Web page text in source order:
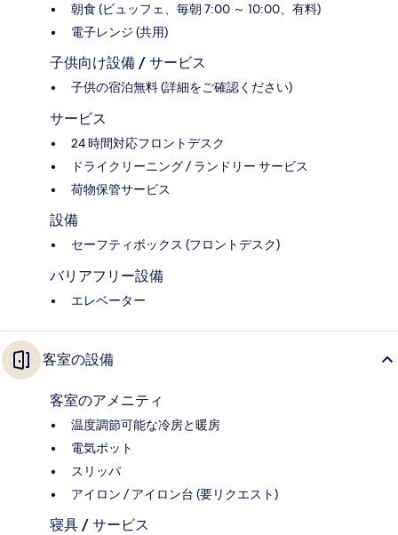
朝食 (ビュッフェ、毎朝 7:00 ～ 10:00、有料)
電子レンジ (共用)
子供向け設備 / サービス
子供の宿泊無料 (詳細をご確認ください)
サービス
24 時間対応フロントデスク
ドライクリーニング / ランドリー サービス
荷物保管サービス
設備
セーフティボックス (フロントデスク)
バリアフリー設備
エレベーター
客室の設備
客室のアメニティ
温度調節可能な冷房と暖房
電気ポット
スリッパ
アイロン / アイロン台 (要リクエスト)
寝具 / サービス